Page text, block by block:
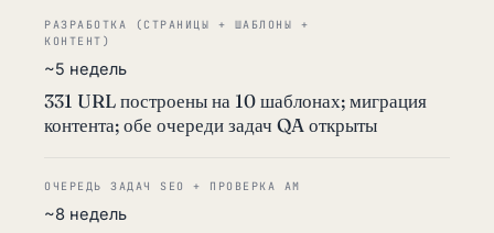
РАЗРАБОТКА (СТРАНИЦЫ + ШАБЛОНЫ +
КОНТЕНТ)
~5 недель
331 URL построены на 10 шаблонах; миграция
контента; обе очереди задач QA открыты
ОЧЕРЕДЬ ЗАДАЧ SEO + ПРОВЕРКА AM
~8 недель